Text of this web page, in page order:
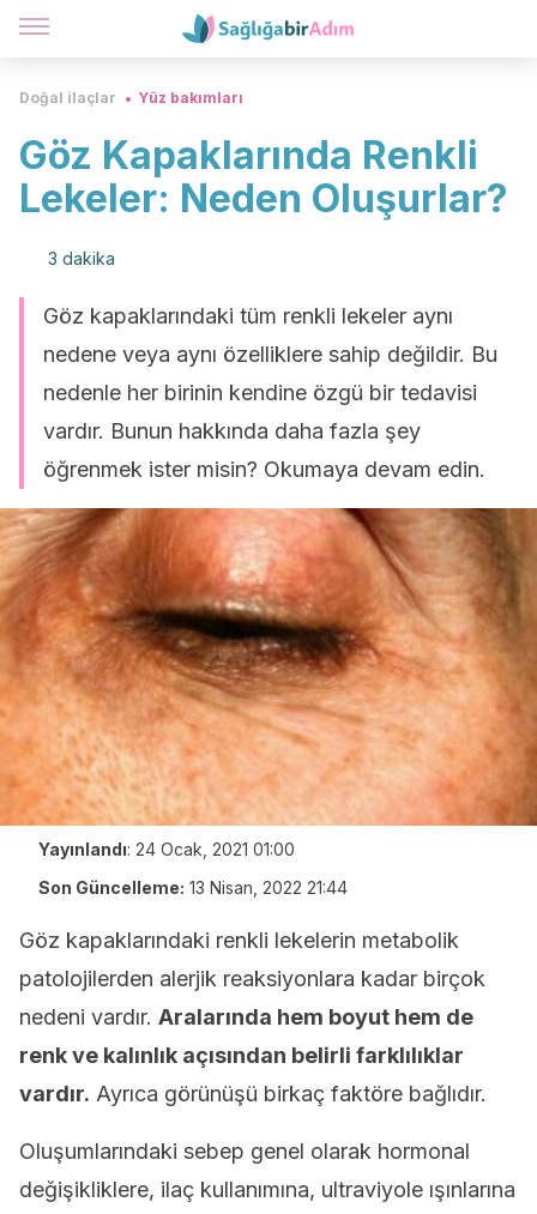
Doğal ilaçlar Yüz bakımları
Göz Kapaklarında Renkli
Lekeler: Neden Oluşurlar?
3 dakika
Göz kapaklarındaki tüm renkli lekeler aynı
nedene veya aynı özelliklere sahip değildir. Bu
nedenle her birinin kendine özgü bir tedavisi
vardır. Bunun hakkında daha fazla şey
öğrenmek ister misin? Okumaya devam edin.
Yayınlandı: 24 Ocak, 2021 01:00
Son Güncelleme: 13 Nisan, 2022 21:44
Göz kapaklarındaki renkli lekelerin metabolik
patolojilerden alerjik reaksiyonlara kadar birçok
nedeni vardır. Aralarında hem boyut hem de
renk ve kalınlık açısından belirli farklılıklar
vardır. Ayrıca görünüşü birkaç faktöre bağlıdır.
Oluşumlarındaki sebep genel olarak hormonal
değişikliklere, ilaç kullanımına, ultraviyole ışınlarına